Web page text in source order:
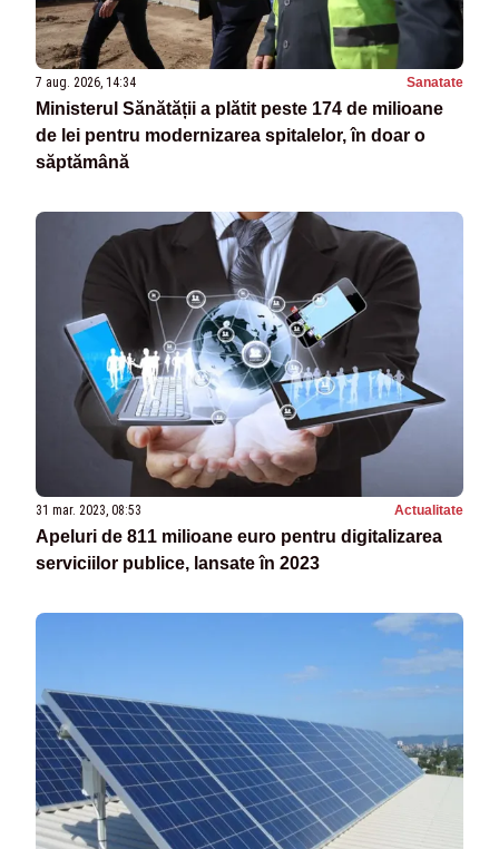
7 aug. 2026, 14:34 Sanatate
Ministerul Sănătății a plătit peste 174 de milioane
de lei pentru modernizarea spitalelor, în doar o
săptămână
31 mar. 2023, 08:53 Actualitate
Apeluri de 811 milioane euro pentru digitalizarea
serviciilor publice, lansate în 2023